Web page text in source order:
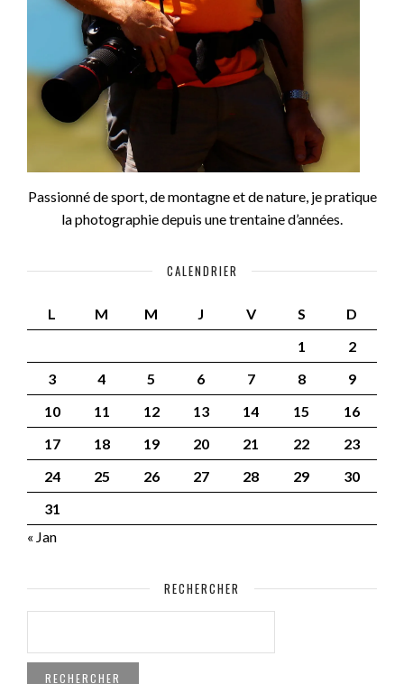
Passionné de sport, de montagne et de nature, je pratique
la photographie depuis une trentaine d’années.
CALENDRIER
L M M J V S
D
1
2
3
4 5 6 7 8
9
10
11 12 13 14 15
16
17
18 19 20 21 22
23
24
25 26 27 28 29
30
31
« Jan
RECHERCHER